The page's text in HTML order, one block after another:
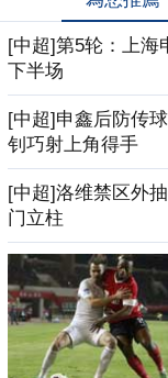
[中超]第5轮：上海
下半场
[中超]洛维禁区外
门立柱